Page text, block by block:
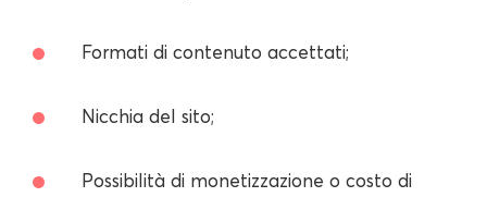
Formati di contenuto accettati;
Nicchia del sito;
Possibilità di monetizzazione o costo di